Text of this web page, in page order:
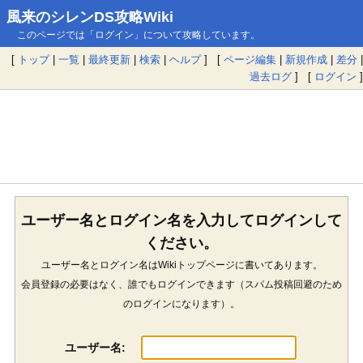
風来のシレンDS攻略Wiki
このページでは「ログイン」について攻略しています。
[ トップ| 一覧 | 最終更新 | 検索 | ヘルプ] [ ページ編集 | 新規作成 | 差分 |
過去ログ ] [ ログイン ]
ユーザー名とログイン名を入力してログインして
ください。
ユーザー名とログイン名はWikiトップページに書いてあります。
会員登録の必要はなく、誰でもログインできます（スパム投稿回避のため
のログインになります）。
ユーザー名: